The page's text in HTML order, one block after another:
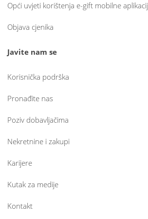
Opći uvjeti korištenja e-gift mobilne
Objava cjenika
Javite nam se
Korisnička podrška
Pronađite nas
Poziv dobavljačima
Nekretnine i zakupi
Karijere
Kutak za medije
Kontakt